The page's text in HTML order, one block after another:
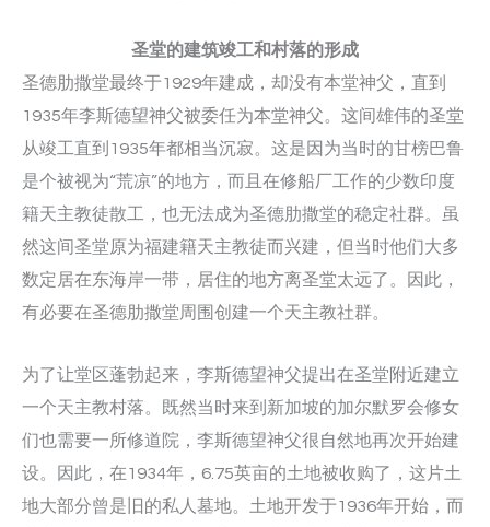
圣堂的建筑竣工和村落的形成
圣德肋撒堂最终于1929年建成，却没有本堂神父，直到
1935年李斯德望神父被委任为本堂神父。这间雄伟的圣堂
从竣工直到1935年都相当沉寂。这是因为当时的甘榜巴鲁
是个被视为“荒凉”的地方，而且在修船厂工作的少数印度
籍天主教徒散工，也无法成为圣德肋撒堂的稳定社群。虽
然这间圣堂原为福建籍天主教徒而兴建，但当时他们大多
数定居在东海岸一带，居住的地方离圣堂太远了。因此，
有必要在圣德肋撒堂周围创建一个天主教社群。
为了让堂区蓬勃起来，李斯德望神父提出在圣堂附近建立
一个天主教村落。既然当时来到新加坡的加尔默罗会修女
们也需要一所修道院，李斯德望神父很自然地再次开始建
设。因此，在1934年，6.75英亩的土地被收购了，这片土
地大部分曾是旧的私人墓地。土地开发于1936年开始，而